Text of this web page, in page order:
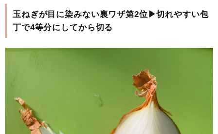
玉ねぎが目に染みない裏ワザ第2位 ▶切れやすい包
丁で4等分にしてから切る